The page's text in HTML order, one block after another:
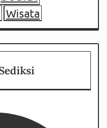
Wisata